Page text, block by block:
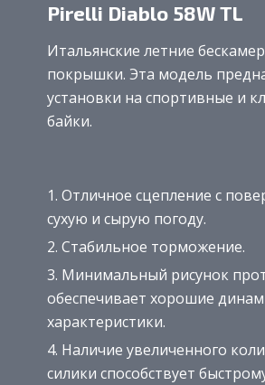
Pirelli Diablo 58W TL
Итальянские летние
покрышки. Эта модель
установки на спортивные и
байки.
Отличное сцепление с
сухую и сырую погоду.
Стабильное торможение.
Минимальный рисунок
обеспечивает хорошие
характеристики.
Наличие увеличенного
силики способствует